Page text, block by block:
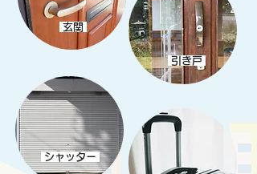
玄関
シャッター
引き戸